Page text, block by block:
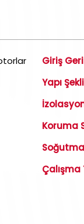
Giriş
Yapı
İzolasyon
Koruma
Çalışma